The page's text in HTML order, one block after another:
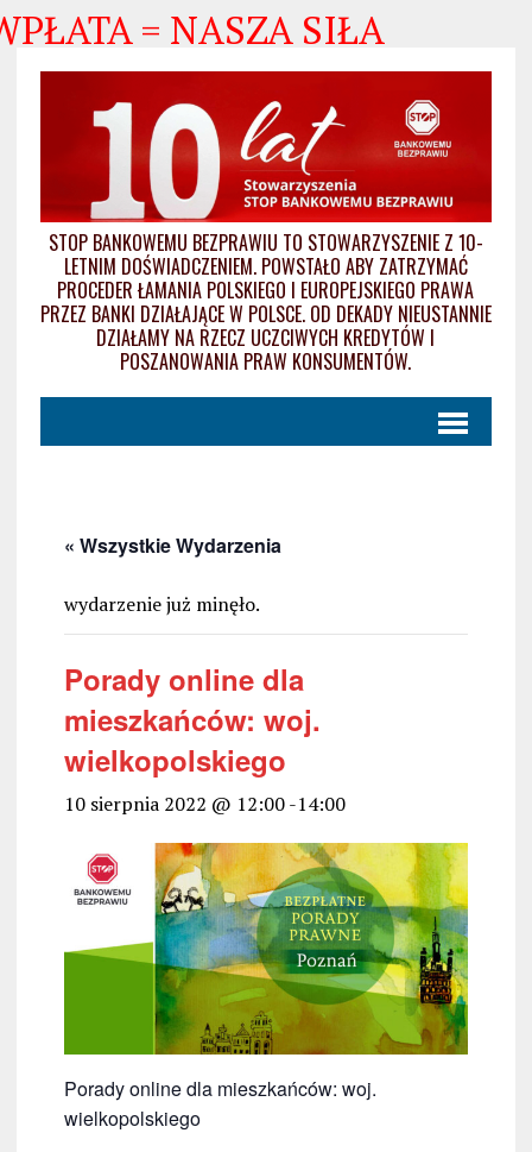
= NASZA SIŁA
STOP BANKOWEMU BEZPRAWIU TO STOWARZYSZENIE Z 10-
LETNIM DOŚWIADCZENIEM. POWSTAŁO ABY ZATRZYMAĆ
PROCEDER ŁAMANIA POLSKIEGO I EUROPEJSKIEGO PRAWA
PRZEZ BANKI DZIAŁAJĄCE W POLSCE. OD DEKADY NIEUSTANNIE
DZIAŁAMY NA RZECZ UCZCIWYCH KREDYTÓW I
POSZANOWANIA PRAW KONSUMENTÓW.
« Wszystkie Wydarzenia
wydarzenie już minęło.
Porady online dla
mieszkańców: woj.
wielkopolskiego
10 sierpnia 2022 @ 12:00-14:00
Porady online dla mieszkańców: woj.
wielkopolskiego